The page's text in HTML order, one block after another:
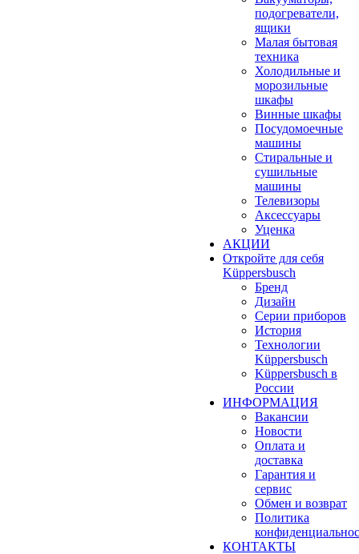
подогреватели,
ящики
Малая бытовая
техника
Холодильные и
морозильные
шкафы
Винные шкафы
Посудомоечные
машины
Стиральные и
сушильные
машины
Телевизоры
Аксессуары
Уценка
АКЦИИ
Откройте для себя
Küppersbusch
Бренд
Дизайн
Серии приборов
История
Технологии
Küppersbusch
Küppersbusch в
России
ИНФОРМАЦИЯ
Вакансии
Новости
Оплата и
доставка
Гарантия и
сервис
Обмен и возврат
Политика
КОНТАКТЫ